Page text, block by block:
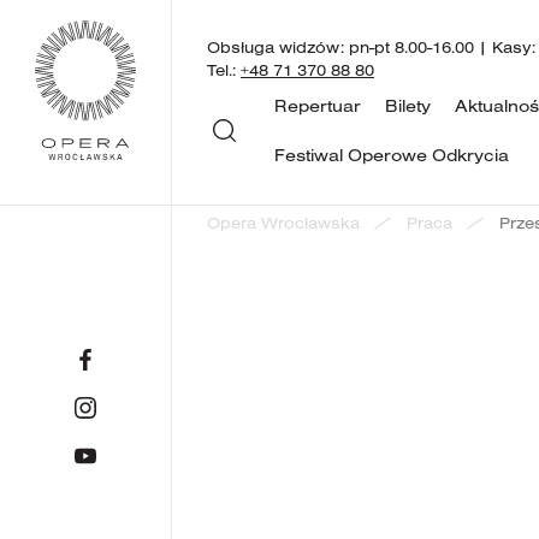
Obsługa widzów: pn-pt 8.00-16.00 |
Tel.: +48 71 370 88 80
Repertuar Bilety
Festiwal Operowe Odkrycia
Opera Wrocławska Praca